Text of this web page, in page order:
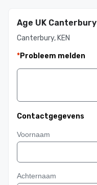
Age UK Canterbury
Canterbury, KEN
*Probleem melden
Contactgegevens
Voornaam
Achternaam